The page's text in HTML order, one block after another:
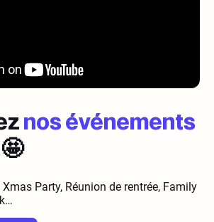
nos événements
🤩
Party, Réunion de rentrée, Family